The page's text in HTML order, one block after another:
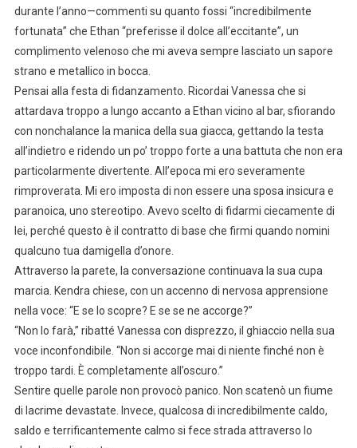
durante l’anno—commenti su quanto fossi “incredibilmente
fortunata” che Ethan “preferisse il dolce all’eccitante”, un
complimento velenoso che mi aveva sempre lasciato un sapore
strano e metallico in bocca.
Pensai alla festa di fidanzamento. Ricordai Vanessa che si
attardava troppo a lungo accanto a Ethan vicino al bar, sfiorando
con nonchalance la manica della sua giacca, gettando la testa
all’indietro e ridendo un po’ troppo forte a una battuta che non era
particolarmente divertente. All’epoca mi ero severamente
rimproverata. Mi ero imposta di non essere una sposa insicura e
paranoica, uno stereotipo. Avevo scelto di fidarmi ciecamente di
lei, perché questo è il contratto di base che firmi quando nomini
qualcuno tua damigella d’onore.
Attraverso la parete, la conversazione continuava la sua cupa
marcia. Kendra chiese, con un accenno di nervosa apprensione
nella voce: “E se lo scopre? E se se ne accorge?”
“Non lo farà,” ribatté Vanessa con disprezzo, il ghiaccio nella sua
voce inconfondibile. “Non si accorge mai di niente finché non è
troppo tardi. È completamente all’oscuro.”
Sentire quelle parole non provocò panico. Non scatenò un fiume
di lacrime devastate. Invece, qualcosa di incredibilmente caldo,
saldo e terrificantemente calmo si fece strada attraverso lo